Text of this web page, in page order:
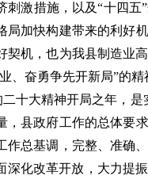
刺激措施，以及“十四五
局加快构建带来的利好
契机，也为我县制造业
、奋勇争先开新局”的
十大精神开局之年，是
， 县政府工作的总体要求
作总基调，完整、准确
深化改革开放，大力提